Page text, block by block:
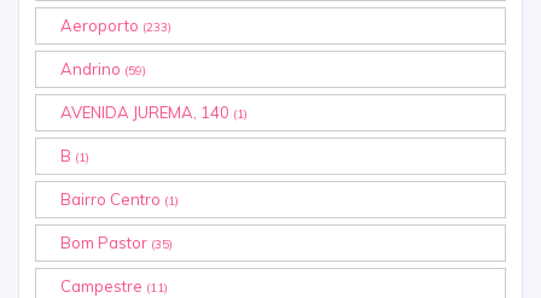
Aeroporto (233)
Andrino (59)
AVENIDA JUREMA, 140 (1)
B (1)
Bairro Centro (1)
Bom Pastor (35)
Campestre (11)